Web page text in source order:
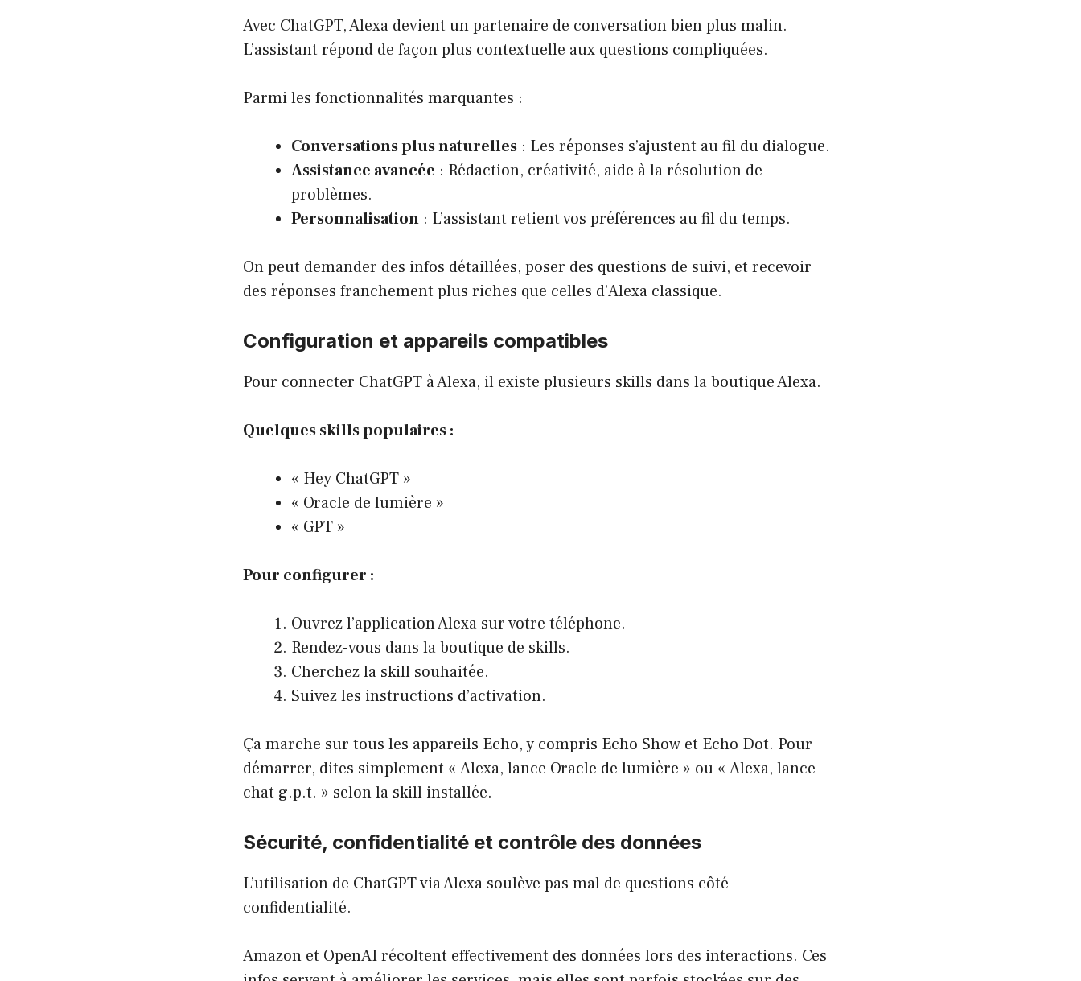
Avec ChatGPT, Alexa devient un partenaire de conversation bien plus malin.
L’assistant répond de façon plus contextuelle aux questions compliquées.
Parmi les fonctionnalités marquantes :
Conversations plus naturelles : Les réponses s’ajustent au fil du dialogue.
Assistance avancée : Rédaction, créativité, aide à la résolution de
problèmes.
Personnalisation : L’assistant retient vos préférences au fil du temps.
On peut demander des infos détaillées, poser des questions de suivi, et recevoir
des réponses franchement plus riches que celles d’Alexa classique.
Configuration et appareils compatibles
Pour connecter ChatGPT à Alexa, il existe plusieurs skills dans la boutique Alexa.
Quelques skills populaires :
« Hey ChatGPT »
« Oracle de lumière »
« GPT »
Pour configurer :
Ouvrez l’application Alexa sur votre téléphone.
Rendez-vous dans la boutique de skills.
Cherchez la skill souhaitée.
Suivez les instructions d’activation.
Ça marche sur tous les appareils Echo, y compris Echo Show et Echo Dot. Pour
démarrer, dites simplement « Alexa, lance Oracle de lumière » ou « Alexa, lance
chat g.p.t. » selon la skill installée.
Sécurité, confidentialité et contrôle des données
L’utilisation de ChatGPT via Alexa soulève pas mal de questions côté
confidentialité.
Amazon et OpenAI récoltent effectivement des données lors des interactions. Ces